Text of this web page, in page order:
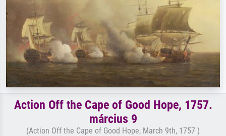
Action Off the Cape of Good Hope, 1757.
március 9
(Action Off the Cape of Good Hope, March 9th, 1757 )